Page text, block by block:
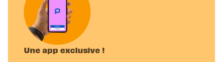
L-Pittet, nous t’accompagnons tout au long
de ces étapes avec une pédagogie adaptée
pour maximiser tes chances d’obtenir ton
permis voiture rapidement et en
Une app exclusive !